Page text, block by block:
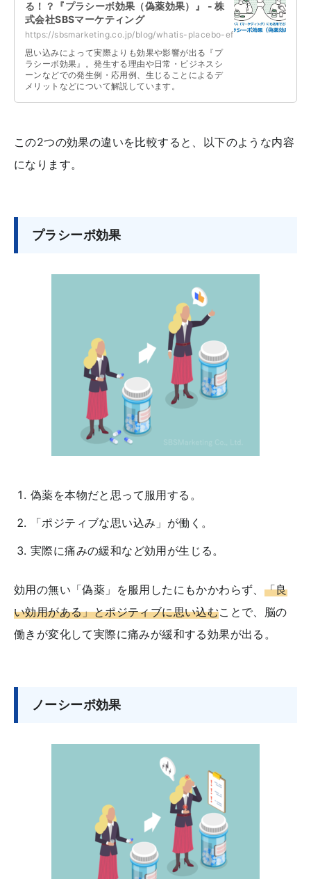
る！？『プラシーボ効果（偽薬効果）』 - 株
式会社SBSマーケティング
https://sbsmarketing.co.jp/blog/whatis-placebo-effect-2024-01/
思い込みによって実際よりも効果や影響が出る『プ
ラシーボ効果』。発生する理由や日常・ビジネスシ
ーンなどでの発生例・応用例、生じることによるデ
メリットなどについて解説しています。
この2つの効果の違いを比較すると、以下のような内容
になります。
プラシーボ効果
偽薬を本物だと思って服用する。
「ポジティブな思い込み」が働く。
実際に痛みの緩和など効用が生じる。
効用の無い「偽薬」を服用したにもかかわらず、 「良
い効用がある」とポジティブに思い込むことで、脳の
働きが変化して実際に痛みが緩和する効果が出る。
ノーシーボ効果